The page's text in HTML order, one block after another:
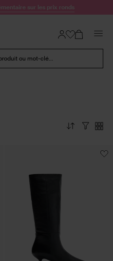
sur les prix ronds
ou mot-clé...